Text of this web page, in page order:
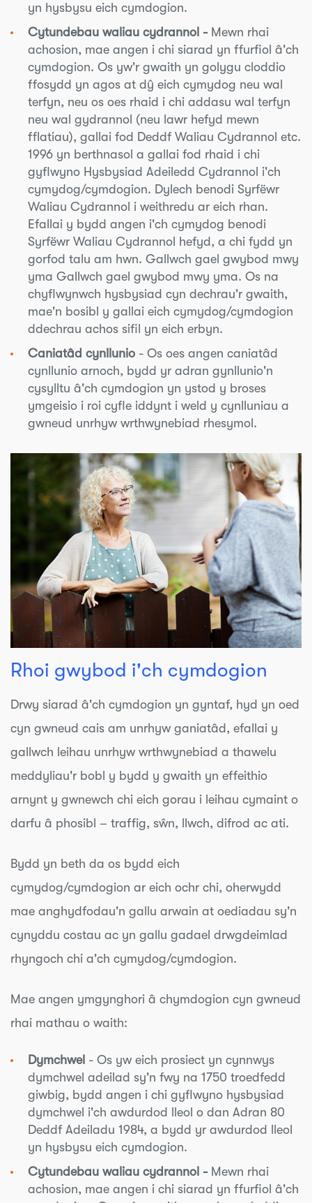
yn hysbysu eich cymdogion.
Cytundebau waliau cydrannol - Mewn rhai
achosion, mae angen i chi siarad yn ffurfiol â'ch
cymdogion. Os yw'r gwaith yn golygu cloddio
ffosydd yn agos at dŷ eich cymydog neu wal
terfyn, neu os oes rhaid i chi addasu wal terfyn
neu wal gydrannol (neu lawr hefyd mewn
fflatiau), gallai fod Deddf Waliau Cydrannol etc.
1996 yn berthnasol a gallai fod rhaid i chi
gyflwyno Hysbysiad Adeiledd Cydrannol i'ch
cymydog/cymdogion. Dylech benodi Syrfëwr
Waliau Cydrannol i weithredu ar eich rhan.
Efallai y bydd angen i'ch cymydog benodi
Syrfëwr Waliau Cydrannol hefyd, a chi fydd yn
gorfod talu am hwn. Gallwch gael gwybod mwy
yma Gallwch gael gwybod mwy yma. Os na
chyflwynwch hysbysiad cyn dechrau'r gwaith,
mae'n bosibl y gallai eich cymydog/cymdogion
ddechrau achos sifil yn eich erbyn.
Caniatâd cynllunio - Os oes angen caniatâd
cynllunio arnoch, bydd yr adran gynllunio'n
cysylltu â'ch cymdogion yn ystod y broses
ymgeisio i roi cyfle iddynt i weld y cynlluniau a
gwneud unrhyw wrthwynebiad rhesymol.
Rhoi gwybod i'ch cymdogion
Drwy siarad â'ch cymdogion yn gyntaf, hyd yn oed
cyn gwneud cais am unrhyw ganiatâd, efallai y
gallwch leihau unrhyw wrthwynebiad a thawelu
meddyliau'r bobl y bydd y gwaith yn effeithio
arnynt y gwnewch chi eich gorau i leihau cymaint o
darfu â phosibl – traffig, sŵn, llwch, difrod ac ati.
Bydd yn beth da os bydd eich
cymydog/cymdogion ar eich ochr chi, oherwydd
mae anghydfodau'n gallu arwain at oediadau sy'n
cynyddu costau ac yn gallu gadael drwgdeimlad
rhyngoch chi a'ch cymydog/cymdogion.
Mae angen ymgynghori â chymdogion cyn gwneud
rhai mathau o waith:
Dymchwel - Os yw eich prosiect yn cynnwys
dymchwel adeilad sy'n fwy na 1750 troedfedd
giwbig, bydd angen i chi gyflwyno hysbysiad
dymchwel i'ch awdurdod lleol o dan Adran 80
Deddf Adeiladu 1984, a bydd yr awdurdod lleol
yn hysbysu eich cymdogion.
Cytundebau waliau cydrannol - Mewn rhai
achosion, mae angen i chi siarad yn ffurfiol â'ch